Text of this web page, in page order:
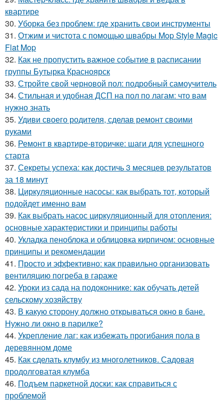
квартире
30. Уборка без проблем: где хранить свои инструменты
31. Отжим и чистота с помощью швабры Mop Style Magic
Flat Mop
32. Как не пропустить важное событие в расписании
группы Бутырка Красноярск
33. Стройте свой черновой пол: подробный самоучитель
34. Стильная и удобная ДСП на пол по лагам: что вам
нужно знать
35. Удиви своего родителя, сделав ремонт своими
руками
36. Ремонт в квартире-вторичке: шаги для успешного
старта
37. Секреты успеха: как достичь 3 месяцев результатов
за 18 минут
38. Циркуляционные насосы: как выбрать тот, который
подойдет именно вам
39. Как выбрать насос циркуляционный для отопления:
основные характеристики и принципы работы
40. Укладка пеноблока и облицовка кирпичом: основные
принципы и рекомендации
41. Просто и эффективно: как правильно организовать
вентиляцию погреба в гараже
42. Уроки из сада на подоконнике: как обучать детей
сельскому хозяйству
43. В какую сторону должно открываться окно в бане.
Нужно ли окно в парилке?
44. Укрепление лаг: как избежать прогибания пола в
деревянном доме
45. Как сделать клумбу из многолетников. Садовая
продолговатая клумба
46. Подъем паркетной доски: как справиться с
проблемой